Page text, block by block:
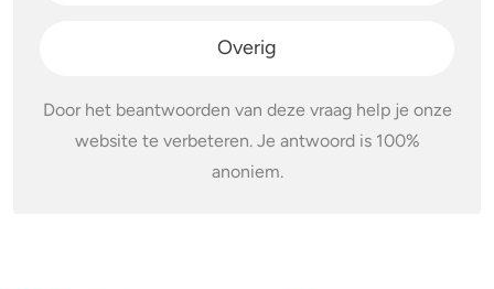
LSD
Overig
Door het beantwoorden van deze vraag help je onze
website te verbeteren. Je antwoord is 100%
anoniem.